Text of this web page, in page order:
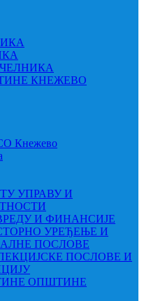
КНЕЖЕВО
Кнежево
УПРАВУ И
И ФИНАНСИЈЕ
УРЕЂЕЊЕ И
ПОСЛОВЕ
ПОСЛОВЕ И
ОПШТИНЕ